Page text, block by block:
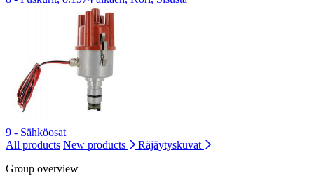
9 - Sähköosat
All products New products
Räjäytyskuvat
Group overview